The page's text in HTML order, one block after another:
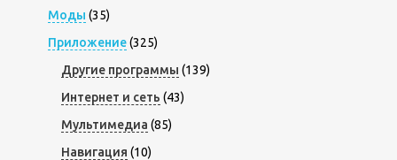
Моды (35)
Приложение(325)
Другие программы (139)
Интернет и сеть (43)
Мультимедиа (85)
Навигация (10)